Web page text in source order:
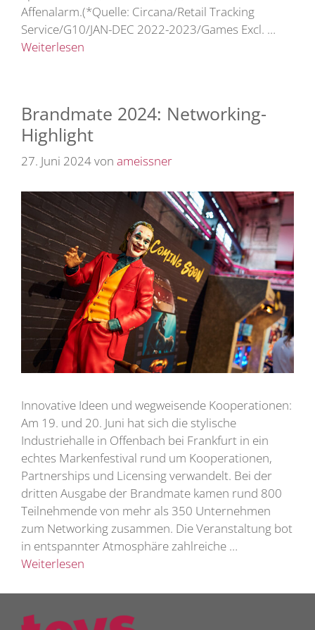
Affenalarm.(*Quelle: Circana/Retail Tracking
Service/G10/JAN-DEC 2022-2023/Games Excl. …
Weiterlesen
Brandmate 2024: Networking-
Highlight
27. Juni 2024von ameissner
Innovative Ideen und wegweisende Kooperationen:
Am 19. und 20. Juni hat sich die stylische
Industriehalle in Offenbach bei Frankfurt in ein
echtes Markenfestival rund um Kooperationen,
Partnerships und Licensing verwandelt. Bei der
dritten Ausgabe der Brandmate kamen rund 800
Teilnehmende von mehr als 350 Unternehmen
zum Networking zusammen. Die Veranstaltung bot
in entspannter Atmosphäre zahlreiche …
Weiterlesen